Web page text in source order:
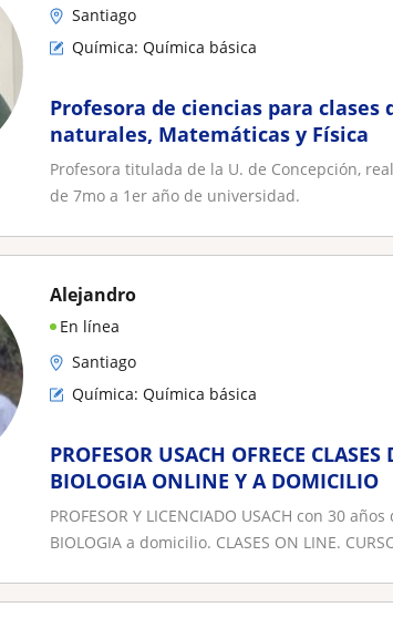
Santiago
Química: Química básica
Profesora de ciencias para clases
naturales, Matemáticas y Física
Profesora titulada de la U. de Concepción,
de 7mo a 1er año de universidad.
Alejandro
En línea
Santiago
Química: Química básica
PROFESOR USACH OFRECE
BIOLOGIA ONLINE Y A DOMICILIO
PROFESOR Y LICENCIADO USACH con 30
BIOLOGIA a domicilio. CLASES ON LINE.